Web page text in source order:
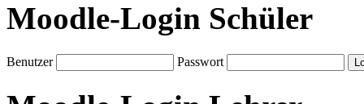
Moodle-Login Schüler
Benutzer Passwort